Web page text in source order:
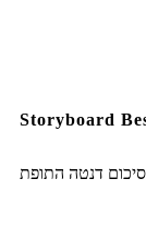
Storyboard
דנטה התופת